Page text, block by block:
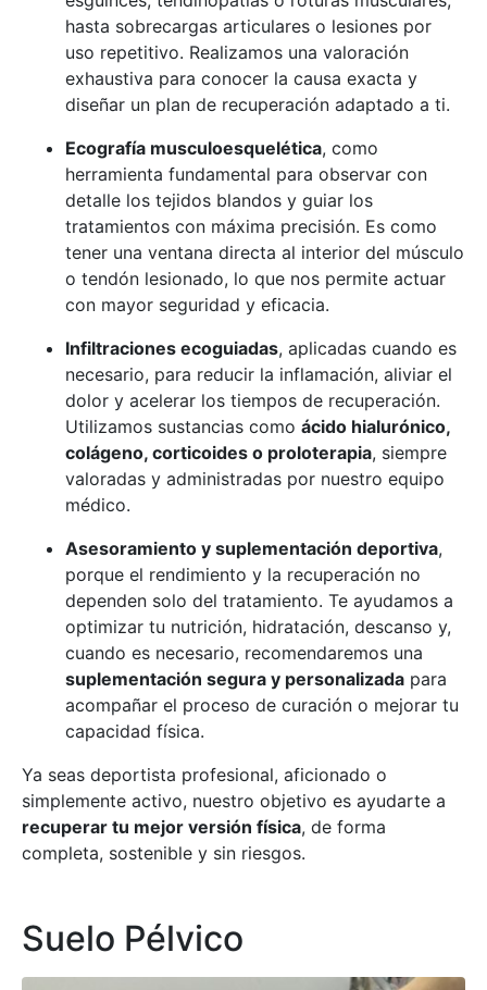
hasta sobrecargas articulares o lesiones por
uso repetitivo. Realizamos una valoración
exhaustiva para conocer la causa exacta y
diseñar un plan de recuperación adaptado a ti.
Ecografía musculoesquelética, como
herramienta fundamental para observar con
detalle los tejidos blandos y guiar los
tratamientos con máxima precisión. Es como
tener una ventana directa al interior del músculo
o tendón lesionado, lo que nos permite actuar
con mayor seguridad y eficacia.
Infiltraciones ecoguiadas, aplicadas cuando es
necesario, para reducir la inflamación, aliviar el
dolor y acelerar los tiempos de recuperación.
Utilizamos sustancias como ácido hialurónico,
colágeno, corticoides o proloterapia, siempre
valoradas y administradas por nuestro equipo
médico.
Asesoramiento y suplementación deportiva,
porque el rendimiento y la recuperación no
dependen solo del tratamiento. Te ayudamos a
optimizar tu nutrición, hidratación, descanso y,
cuando es necesario, recomendaremos una
suplementación segura y personalizada para
acompañar el proceso de curación o mejorar tu
capacidad física.
Ya seas deportista profesional, aficionado o
simplemente activo, nuestro objetivo es ayudarte a
recuperar tu mejor versión física, de forma
completa, sostenible y sin riesgos.
Suelo Pélvico